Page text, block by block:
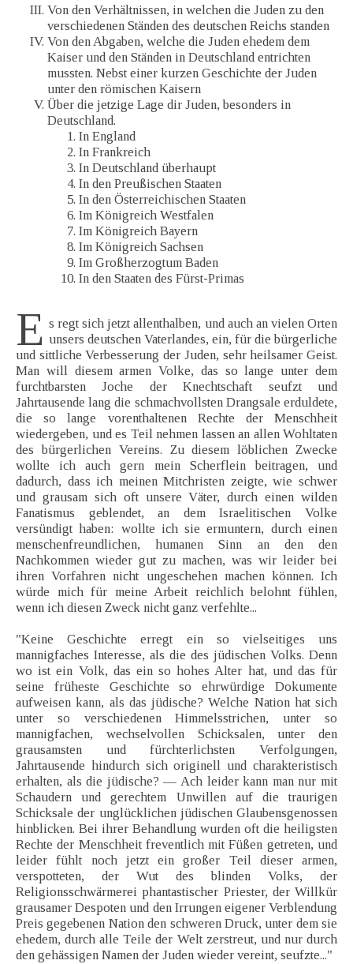
Von den Verhältnissen, in welchen die Juden zu den
verschiedenen Ständen des deutschen Reichs standen
Von den Abgaben, welche die Juden ehedem dem
Kaiser und den Ständen in Deutschland entrichten
mussten. Nebst einer kurzen Geschichte der Juden
unter den römischen Kaisern
Über die jetzige Lage dir Juden, besonders in
Deutschland.
In England
In Frankreich
In Deutschland überhaupt
In den Preußischen Staaten
In den Österreichischen Staaten
Im Königreich Westfalen
Im Königreich Bayern
Im Königreich Sachsen
Im Großherzogtum Baden
In den Staaten des Fürst-Primas
E s regt sich jetzt allenthalben, und auch an vielen Orten
unsers deutschen Vaterlandes, ein, für die bürgerliche
und sittliche Verbesserung der Juden, sehr heilsamer Geist.
Man will diesem armen Volke, das so lange unter dem
furchtbarsten Joche der Knechtschaft seufzt und
Jahrtausende lang die schmachvollsten Drangsale erduldete,
die so lange vorenthaltenen Rechte der Menschheit
wiedergeben, und es Teil nehmen lassen an allen Wohltaten
des bürgerlichen Vereins. Zu diesem löblichen Zwecke
wollte ich auch gern mein Scherflein beitragen, und
dadurch, dass ich meinen Mitchristen zeigte, wie schwer
und grausam sich oft unsere Väter, durch einen wilden
Fanatismus geblendet, an dem Israelitischen Volke
versündigt haben: wollte ich sie ermuntern, durch einen
menschenfreundlichen, humanen Sinn an den den
Nachkommen wieder gut zu machen, was wir leider bei
ihren Vorfahren nicht ungeschehen machen können. Ich
würde mich für meine Arbeit reichlich belohnt fühlen,
wenn ich diesen Zweck nicht ganz verfehlte...
"Keine Geschichte erregt ein so vielseitiges uns
mannigfaches Interesse, als die des jüdischen Volks. Denn
wo ist ein Volk, das ein so hohes Alter hat, und das für
seine früheste Geschichte so ehrwürdige Dokumente
aufweisen kann, als das jüdische? Welche Nation hat sich
unter so verschiedenen Himmelsstrichen, unter so
mannigfachen, wechselvollen Schicksalen, unter den
grausamsten und fürchterlichsten Verfolgungen,
Jahrtausende hindurch sich originell und charakteristisch
erhalten, als die jüdische? — Ach leider kann man nur mit
Schaudern und gerechtem Unwillen auf die traurigen
Schicksale der unglücklichen jüdischen Glaubensgenossen
hinblicken. Bei ihrer Behandlung wurden oft die heiligsten
Rechte der Menschheit freventlich mit Füßen getreten, und
leider fühlt noch jetzt ein großer Teil dieser armen,
verspotteten, der Wut des blinden Volks, der
Religionsschwärmerei phantastischer Priester, der Willkür
grausamer Despoten und den Irrungen eigener Verblendung
Preis gegebenen Nation den schweren Druck, unter dem sie
ehedem, durch alle Teile der Welt zerstreut, und nur durch
den gehässigen Namen der Juden wieder vereint, seufzte..."